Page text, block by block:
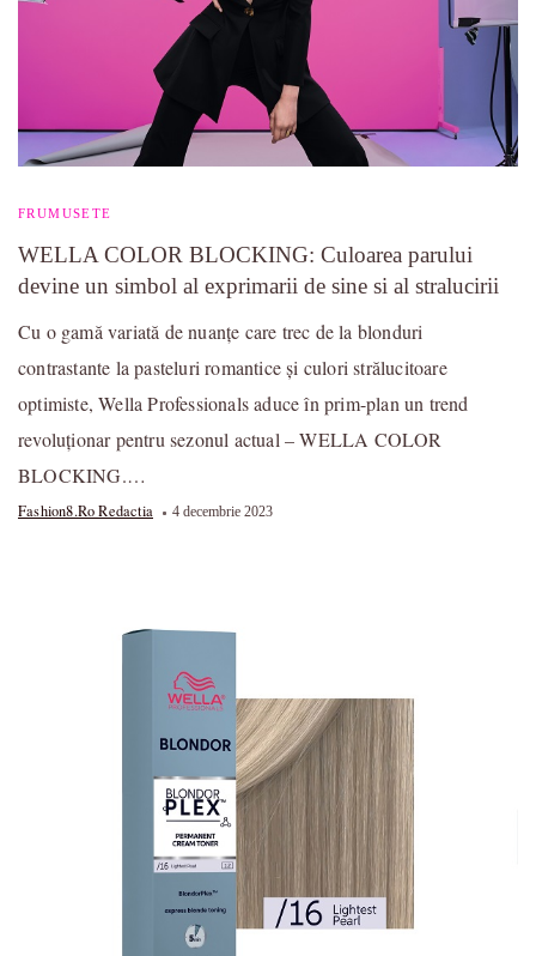
FRUMUSETE
WELLA COLOR BLOCKING: Culoarea parului
devine un simbol al exprimarii de sine si al stralucirii
Cu o gamă variată de nuanţe care trec de la blonduri
contrastante la pasteluri romantice și culori strălucitoare
optimiste, Wella Professionals aduce în prim-plan un trend
revoluţionar pentru sezonul actual – WELLA COLOR
BLOCKING.…
Fashion8.ro Redactia 4 decembrie 2023